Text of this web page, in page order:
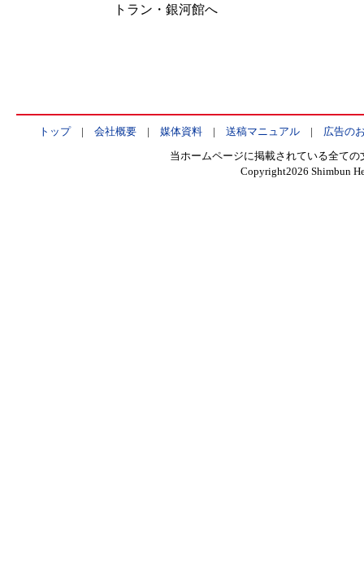
トラン・銀河館へ
トップ| 会社概要| 媒体資料| 送稿マニュアル| 広告の
当ホームページに掲載されている全て
Copyright2026 Shimbun